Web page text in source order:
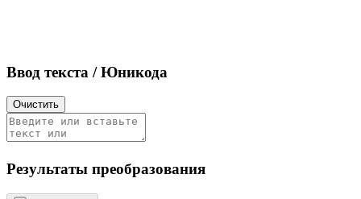
Ввод текста / Юникода
Очистить
Результаты преобразования